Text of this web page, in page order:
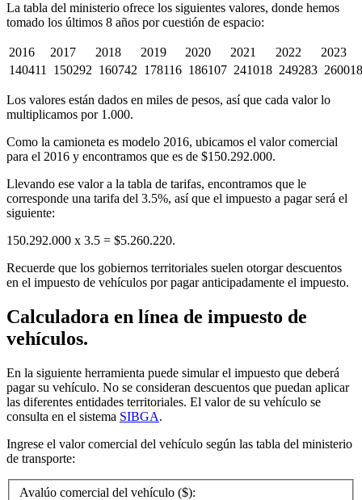
La tabla del ministerio ofrece los siguientes valores, donde hemos
tomado los últimos 8 años por cuestión de espacio:
2016 2017 2018 2019 2020 2021 2022
2023
140411
150292 160742 178116 186107 241018 249283 260018
Los valores están dados en miles de pesos, así que cada valor lo
multiplicamos por 1.000.
Como la camioneta es modelo 2016, ubicamos el valor comercial
para el 2016 y encontramos que es de $150.292.000.
Llevando ese valor a la tabla de tarifas, encontramos que le
corresponde una tarifa del 3.5%, así que el impuesto a pagar será el
siguiente:
150.292.000 x 3.5 = $5.260.220.
Recuerde que los gobiernos territoriales suelen otorgar descuentos
en el impuesto de vehículos por pagar anticipadamente el impuesto.
Calculadora en línea de impuesto de
vehículos.
En la siguiente herramienta puede simular el impuesto que deberá
pagar su vehículo. No se consideran descuentos que puedan aplicar
las diferentes entidades territoriales. El valor de su vehículo se
consulta en el sistema SIBGA.
Ingrese el valor comercial del vehículo según las tabla del ministerio
de transporte:
Avalúo comercial del vehículo ($):